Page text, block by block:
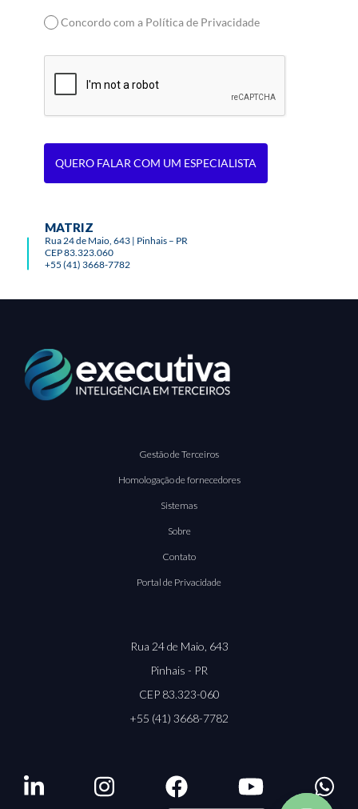
Concordo com a Política de Privacidade
QUERO FALAR COM UM ESPECIALISTA
MATRIZ
Rua 24 de Maio, 643 | Pinhais – PR
CEP 83.323.060
+55 (41) 3668-7782
Gestão de Terceiros
Homologação de fornecedores
Sistemas
Sobre
Contato
Portal de Privacidade
Rua 24 de Maio, 643
Pinhais - PR
CEP 83.323-060
+55 (41) 3668-7782